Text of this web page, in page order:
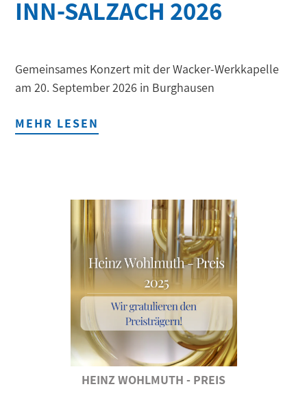
INN-SALZACH 2026
Gemeinsames Konzert mit der Wacker-Werkkapelle
am 20. September 2026 in Burghausen
MEHR LESEN
HEINZ WOHLMUTH - PREIS